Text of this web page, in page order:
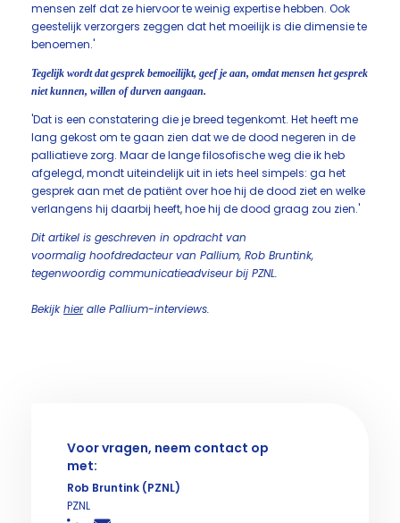
mensen zelf dat ze hiervoor te weinig expertise hebben. Ook
geestelijk verzorgers zeggen dat het moeilijk is die dimensie te
benoemen.'
Tegelijk wordt dat gesprek bemoeilijkt, geef je aan, omdat mensen het gesprek
niet kunnen, willen of durven aangaan.
'Dat is een constatering die je breed tegenkomt. Het heeft me
lang gekost om te gaan zien dat we de dood negeren in de
palliatieve zorg. Maar de lange filosofische weg die ik heb
afgelegd, mondt uiteindelijk uit in iets heel simpels: ga het
gesprek aan met de patiënt over hoe hij de dood ziet en welke
verlangens hij daarbij heeft, hoe hij de dood graag zou zien.'
Dit artikel is geschreven in opdracht van
voormalig hoofdredacteur van Pallium, Rob Bruntink,
tegenwoordig communicatieadviseur bij PZNL.
Bekijkhieralle Pallium-interviews.
Voor vragen, neem contact op
met:
Rob Bruntink (PZNL)
PZNL